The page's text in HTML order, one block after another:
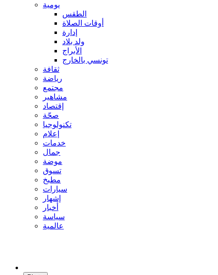
يومية
الطقس
أوقات الصلاة
إدارة
ولد بلاد
الأبراج
تونسي بالخارج
ثقافة
رياضة
مجتمع
مشاهير
إقتصاد
صحّة
تكنولوجيا
إعلام
خدمات
جمال
موضة
تسوق
مطبخ
سيارات
إشهار
أخبار
سياسة
عالمية